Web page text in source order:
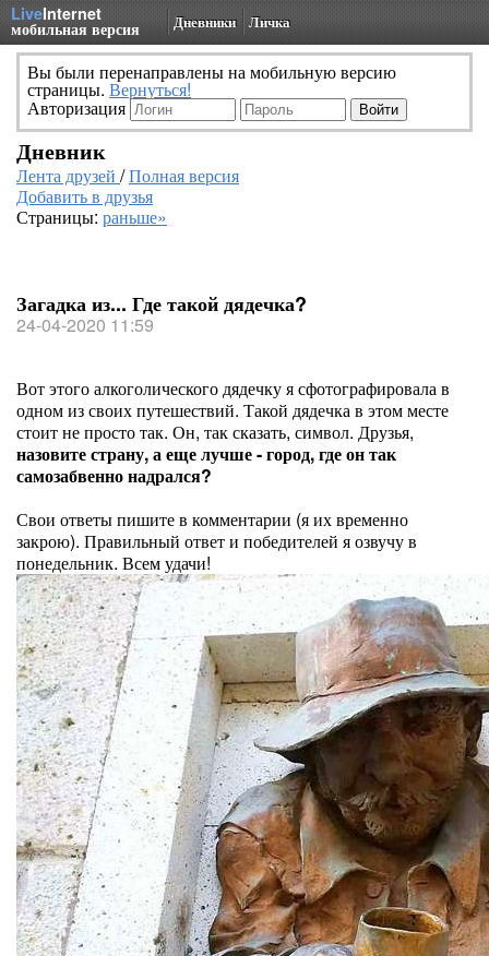
LiveInternet
мобильная версия Дневники Личка
Вы были перенаправлены на мобильную версию
страницы. Вернуться!
Авторизация
Дневник
Лента друзей /Полная версия
Добавить в друзья
Страницы: раньше»
Загадка из... Где такой дядечка?
24-04-2020 11:59
Вот этого алкоголического дядечку я сфотографировала в
одном из своих путешествий. Такой дядечка в этом месте
стоит не просто так. Он, так сказать, символ. Друзья,
назовите страну, а еще лучше - город, где он так
самозабвенно надрался?
Свои ответы пишите в комментарии (я их временно
закрою). Правильный ответ и победителей я озвучу в
понедельник. Всем удачи!